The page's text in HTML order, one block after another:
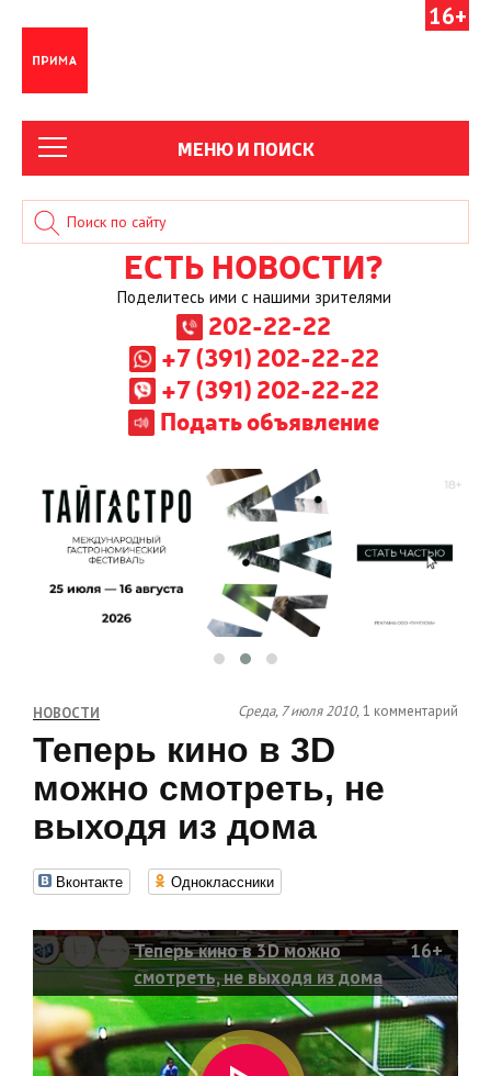
16+
МЕНЮ И ПОИСК
ЕСТЬ НОВОСТИ?
Поделитесь ими с нашими зрителями
202-22-22
+7 (391) 202-22-22
+7 (391) 202-22-22
Подать объявление
НОВОСТИ Среда, 7 июля 2010,1 комментарий
Теперь кино в 3D
можно смотреть, не
выходя из дома
Вконтакте Одноклассники
Теперь кино в 3D можно
смотреть, не выходя из дома
16+